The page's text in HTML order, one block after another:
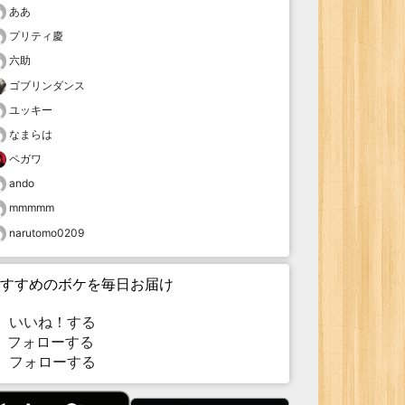
ああ
プリティ慶
六助
ゴブリンダンス
ユッキー
なまらは
ペガワ
ando
mmmmm
narutomo0209
すめのボケを毎日お届け
いいね！する
ォローする
フォローする